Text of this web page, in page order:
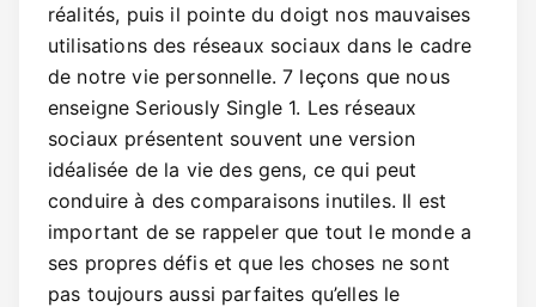
réalités, puis il pointe du doigt nos mauvaises
utilisations des réseaux sociaux dans le cadre
de notre vie personnelle. 7 leçons que nous
enseigne Seriously Single 1. Les réseaux
sociaux présentent souvent une version
idéalisée de la vie des gens, ce qui peut
conduire à des comparaisons inutiles. Il est
important de se rappeler que tout le monde a
ses propres défis et que les choses ne sont
pas toujours aussi parfaites qu’elles le